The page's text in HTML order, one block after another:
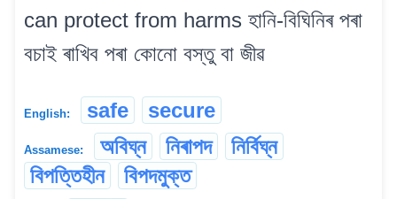
can protect from harms হানি-বিঘিনিৰ পৰা
বচাই ৰাখিব পৰা কোনো বস্তু বা জীৱ
English: safe secure
Assamese: অবিঘ্ন নিৰাপদ
নিৰ্বিঘ্ন
বিপত্তিহীন
বিপদমুক্ত